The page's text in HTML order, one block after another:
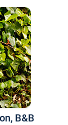
B&B